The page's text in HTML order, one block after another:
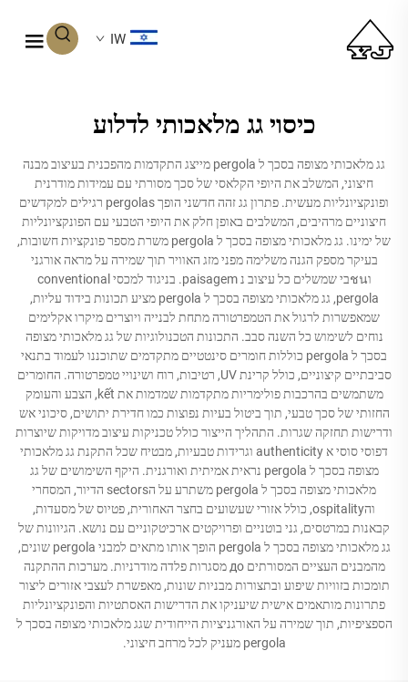
IW
כיסוי גג מלאכותי לדלוע
גג מלאכותי מצופה בסכך ל pergola מייצג התקדמות מהפכנית בעיצוב מבנה
חיצוני, המשלב את היופי הקלאסי של סכך מסורתי עם עמידות מודרנית
ופונקציונליות מעשית. פתרון גג זהה חדשני הופך pergolas רגילים למקדשים
חיצוניים מרהיבים, המשלבים באופן חלק את היופי הטבעי עם הפונקציונליות
של ימינו. גג מלאכותי מצופה בסכך ל pergola משרת מספר פונקציות חשובות,
בעיקר מספק הגנה משלימה מפני מזג האוויר תוך שמירה על מראה אורגני
וชนבי שמשלים כל עיצוב נ paisagem. בניגוד למכסי conventional
pergola, גג מלאכותי מצופה בסכך ל pergola מציע תכונות בידוד עליות,
שמאפשרות לרגול את הטמפרטורה מתחת לבנייה ויוצרים מיקרו אקלימים
נוחים לשימוש כל השנה סבב. התכונות הטכנולוגיות של גג מלאכותי מצופה
בסכך ל pergola כוללות חומרים סינטטיים מתקדמים שתוכננו לעמוד בתנאי
סביבתיים קיצוניים, כולל קרינת UV, רטיבות, רוח ושינויי טמפרטורה. החומרים
משתמשים בהרכבות פולימריות מתקדמות שמדמות את kết, הצבע והעומק
החזותי של סכך טבעי, תוך ביטול בעיות נפוצות כמו חדירת יתושים, סיכוני אש
ודרישות תחזקה שגרות. התהליך הייצור כולל טכניקות עיצוב מדויקות שיוצרות
דפוסי סוסי א authenticity וגרידות טבעיות, מבטיח שכל התקנת גג מלאכותי
מצופה בסכך ל pergola נראית אמיתית ואורגנית. היקף השימושים של גג
מלאכותי מצופה בסכך ל pergola משתרע על הsectors הדיור, המסחרי
והospitality, כולל אזורי שעשועים בחצר האחורית, פטיוס של מסעדות,
קבאנות במרטסים, גני בוטניים ופרויקטים ארכיטקוניים עם נושא. הגיוונות של
גג מלאכותי מצופה בסכך ל pergola הופך אותו מתאים למבני pergola שונים,
מהמבנים העציים המסורתים до מסגרות פלדה מודרניות. מערכות ההתקנה
תומכות בזוויות שיפוע ובתצורות מבניות שונות, מאפשרת לעצבי אזורים ליצור
פתרונות מותאמים אישית שיעניקו את הדרישות האסתטיות והפונקציונליות
הספציפיות, תוך שמירה על האורגניציות הייחודית שגג מלאכותי מצופה בסכך ל
pergola מעניק לכל מרחב חיצוני.